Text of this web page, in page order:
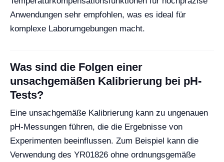
Anwendungen sehr empfohlen, was es ideal für
komplexe Laborumgebungen macht.
Was sind die Folgen einer
unsachgemäßen Kalibrierung bei pH-
Tests?
Eine unsachgemäße Kalibrierung kann zu ungenauen
pH-Messungen führen, die die Ergebnisse von
Experimenten beeinflussen. Zum Beispiel kann die
Verwendung des YR01826 ohne ordnungsgemäße